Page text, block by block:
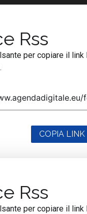
Rss
per copiare il link
COPIA LINK
Rss
per copiare il link